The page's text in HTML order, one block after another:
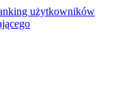
użytkowników